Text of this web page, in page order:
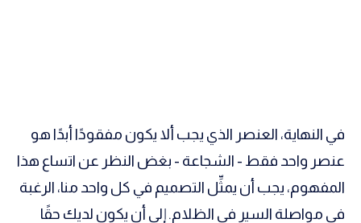
في النهاية، العنصر الذي يجب ألا يكون مفقودًا أبدًا هو
عنصر واحد فقط - الشجاعة - بغض النظر عن اتساع هذا
المفهوم، يجب أن يمثِّل التصميم في كل واحد منا، الرغبة
في مواصلة السير في الظلام. إلى أن يكون لديك حقًا